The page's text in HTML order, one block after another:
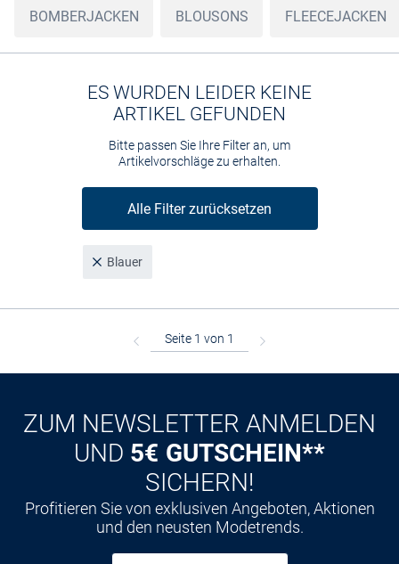
BOMBERJACKEN BLOUSONS FLEECEJACKEN
ES WURDEN LEIDER KEINE
ARTIKEL GEFUNDEN
Bitte passen Sie Ihre Filter an, um
Artikelvorschläge zu erhalten.
Alle Filter zurücksetzen
Blauer
ZUM NEWSLETTER ANMELDEN
UND 5€ GUTSCHEIN**
SICHERN!
Profitieren Sie von exklusiven Angeboten, Aktionen
und den neusten Modetrends.